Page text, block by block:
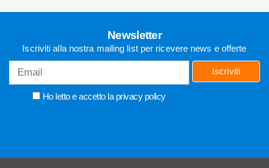
Newsletter
Iscriviti alla nostra mailing list per ricevere news e offerte
Ho letto e accetto la privacy policy
Iscriviti